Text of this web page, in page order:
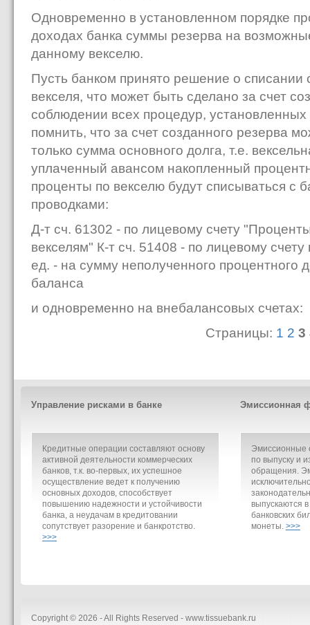
Одновременно в установленном порядке
доходах банка суммы резерва на
данному векселю.
Пусть банком принято решение о списании
векселя, что может быть сделано за счет
соблюдении всех процедур,
помнить, что за счет созданного резерва
только сумма основного долга, т.е.
уплаченный авансом накопленный
проценты по векселю будут списы­ваться с
проводками:
Д-т сч. 61302 - по лицевому счету
векселям" К-т сч. 51408 - по лицевому счету
ед. - на сумму неполученного процентного
баланса
и одновременно на внебалансовых счетах:
Страницы: 1 2 3
Управление рисками в банке
Кредитные операции составляют основу
активной деятельности коммерческих
банков, т.к. во-первых, их успешное
осуществление ведет к получению
основных доходов, способствует
повышению надежности и устойчивости
банка, а неудачам в кредитовании
сопутствует разорение и банкротство.
>>>
Эмиссионная
Эмиссионные
по выпуску и
обращения.
выпускаются
банковских
монеты. >>>
Copyright © 2026 - All Rights Reserved - www.tissuebank.ru